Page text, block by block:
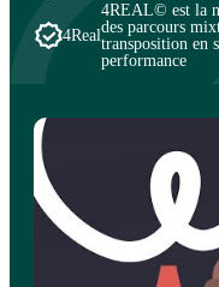
4Real
4REAL© est la
des parcours
transposition en
performance